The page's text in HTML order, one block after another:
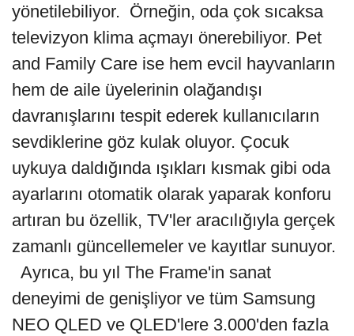
yönetilebiliyor. Örneğin, oda çok sıcaksa
televizyon klima açmayı önerebiliyor. Pet
and Family Care ise hem evcil hayvanların
hem de aile üyelerinin olağandışı
davranışlarını tespit ederek kullanıcıların
sevdiklerine göz kulak oluyor. Çocuk
uykuya daldığında ışıkları kısmak gibi oda
ayarlarını otomatik olarak yaparak konforu
artıran bu özellik, TV'ler aracılığıyla gerçek
zamanlı güncellemeler ve kayıtlar sunuyor.
Ayrıca, bu yıl The Frame'in sanat
deneyimi de genişliyor ve tüm Samsung
NEO QLED ve QLED'lere 3.000'den fazla